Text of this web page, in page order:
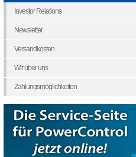
Investor Relations
Newsletter
Versandkosten
Wir über uns
Zahlungsmöglichkeiten